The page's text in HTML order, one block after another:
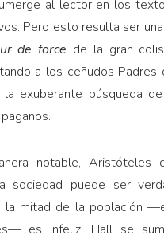
al lector en los
Pero esto resulta ser
de force de la gran
a los ceñudos Padres
la exuberante búsqueda
notable, Aristóteles
sociedad puede ser
la mitad de la población
es infeliz. Hall se